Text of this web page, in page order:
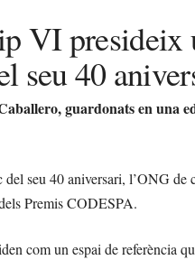
VI presideix
seu 40
guardonats en una
del seu 40 aniversari, l’ONG
Premis CODESPA.
com un espai de referència